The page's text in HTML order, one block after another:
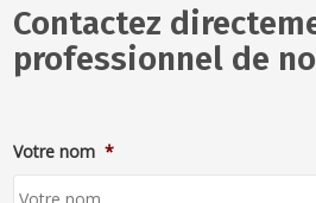
Contactez
professionnel de
Votre nom *